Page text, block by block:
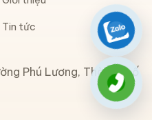
Tin tức
Phú Lương, Thành phố
Zalo
Gọi